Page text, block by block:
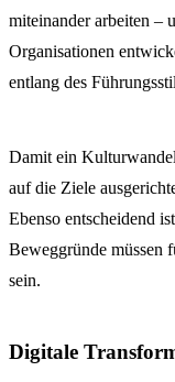
miteinander arbeiten –
Organisationen
entlang des
Damit ein
auf die Ziele
Ebenso entscheidend
Beweggründe müssen
sein.
Digitale